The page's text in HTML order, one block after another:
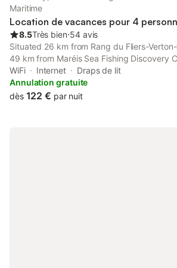
cœur de la Baie de Somme Que vous soyez
promenades sur la plage, de bal
Maritime
Location de vacances pour 4
8.5Très bien⋅54 avis
Situated 26 km from Rang du Fliers-
49 km from Maréis Sea Fishing Discovery
from Caudron Brothers Museum, Comme
accommodation set in Le Crotoy.
WiFi Internet
Draps de lit
Annulation gratuite
dès 122 € par nuit